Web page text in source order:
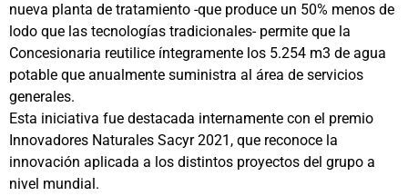
nueva planta de tratamiento -que produce un 50% menos de
lodo que las tecnologías tradicionales- permite que la
Concesionaria reutilice íntegramente los 5.254 m3 de agua
potable que anualmente suministra al área de servicios
generales.
Esta iniciativa fue destacada internamente con el premio
Innovadores Naturales Sacyr 2021, que reconoce la
innovación aplicada a los distintos proyectos del grupo a
nivel mundial.